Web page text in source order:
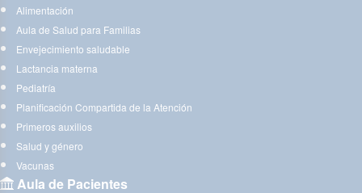
Alimentación
Aula de Salud para Familias
Envejecimiento saludable
Lactancia materna
Pediatría
Planificación Compartida de la Atención
Primeros auxilios
Salud y género
Vacunas
Aula de Pacientes